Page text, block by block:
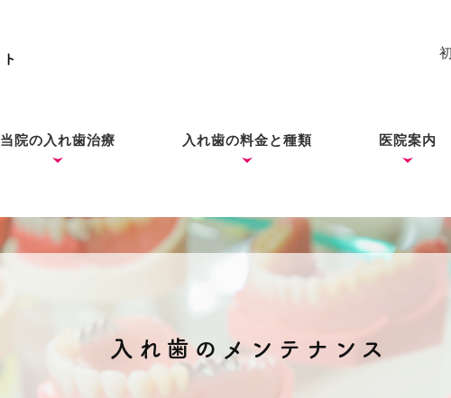
当院の入れ歯治療 入れ歯の料金と種類 医院案内
入れ歯のメンテナンス